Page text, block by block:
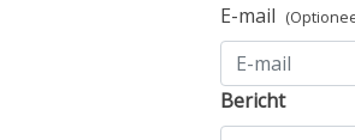
E-mail
Bericht